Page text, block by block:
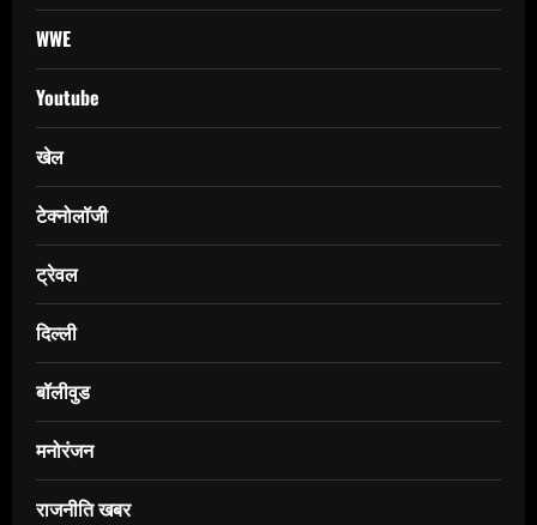
WWE
Youtube
खेल
टेक्नोलॉजी
ट्रेवल
दिल्ली
बॉलीवुड
मनोरंजन
राजनीति खबर